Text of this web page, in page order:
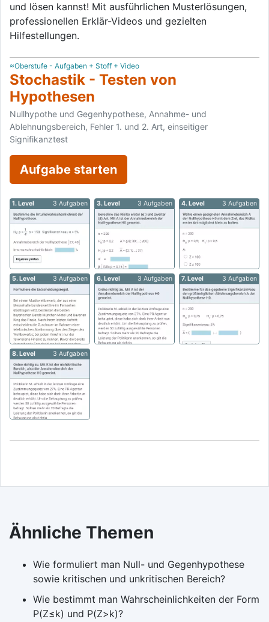
und lösen kannst! Mit ausführlichen Musterlösungen,
professionellen Erklär-Videos und gezielten
Hilfestellungen.
≈Oberstufe - Aufgaben + Stoff + Video
Stochastik - Testen von
Hypothesen
Nullhypothe und Gegenhypothese, Annahme- und
Ablehnungsbereich, Fehler 1. und 2. Art, einseitiger
Signifikanztest
Aufgabe starten
1. Level 3 Aufgaben 3. Level 3 Aufgaben 4. Level 3 Aufgaben
5. Level 3 Aufgaben 6. Level 3 Aufgaben 7. Level 3 Aufgaben
8. Level 3 Aufgaben
Ähnliche Themen
Wie formuliert man Null- und Gegenhypothese
sowie kritischen und unkritischen Bereich?
Wie bestimmt man Wahrscheinlichkeiten der Form
P(Z≤k) und P(Z>k)?